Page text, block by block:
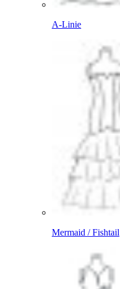
A-Linie
Mermaid / Fishtail